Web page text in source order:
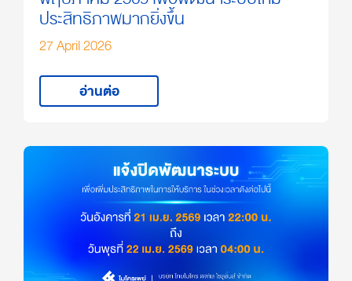
ประสิทธิภาพมากยิ่งขึ้น
27 April 2026
อ่านต่อ